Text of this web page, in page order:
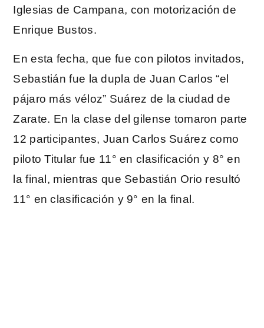
Iglesias de Campana, con motorización de
Enrique Bustos.
En esta fecha, que fue con pilotos invitados,
Sebastián fue la dupla de Juan Carlos “el
pájaro más véloz” Suárez de la ciudad de
Zarate. En la clase del gilense tomaron parte
12 participantes, Juan Carlos Suárez como
piloto Titular fue 11° en clasificación y 8° en
la final, mientras que Sebastián Orio resultó
11° en clasificación y 9° en la final.